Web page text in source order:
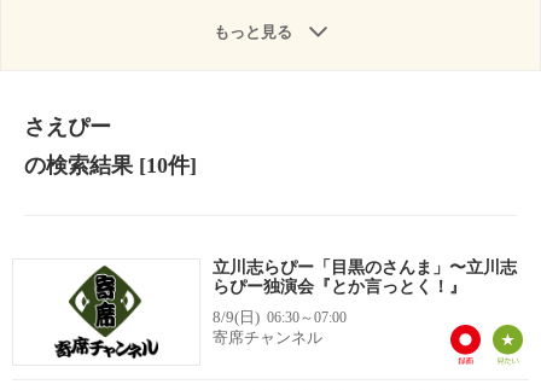
もっと見る
さえぴー
の検索結果[10件]
立川志らぴー「目黒のさんま」〜立川志
らぴー独演会『とか言っとく！』
8/9(日) 06:30～07:00
寄席チャンネル